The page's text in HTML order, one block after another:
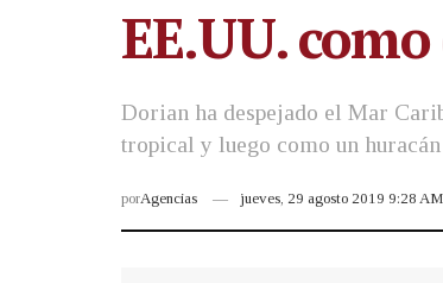
EE.UU.
Dorian ha despejado el Mar
tropical y luego como un
porAgencias jueves, 29 agosto 2019 9:28 AM